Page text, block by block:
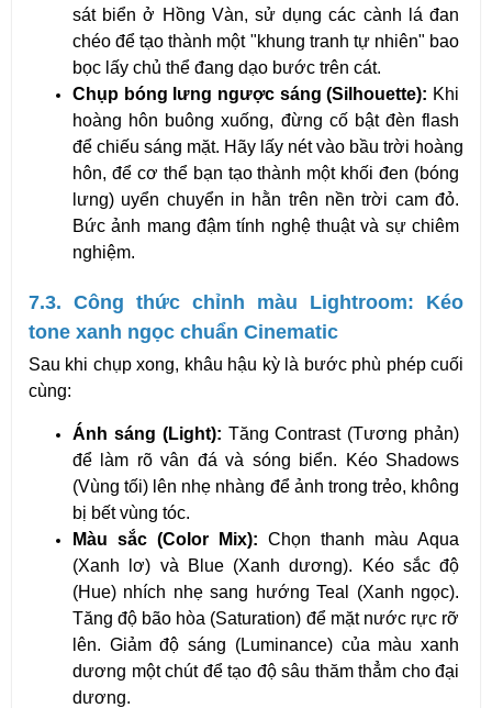
sát biển ở Hồng Vàn, sử dụng các cành lá đan
chéo để tạo thành một "khung tranh tự nhiên" bao
bọc lấy chủ thể đang dạo bước trên cát.
Chụp bóng lưng ngược sáng (Silhouette): Khi
hoàng hôn buông xuống, đừng cố bật đèn flash
để chiếu sáng mặt. Hãy lấy nét vào bầu trời hoàng
hôn, để cơ thể bạn tạo thành một khối đen (bóng
lưng) uyển chuyển in hằn trên nền trời cam đỏ.
Bức ảnh mang đậm tính nghệ thuật và sự chiêm
nghiệm.
7.3. Công thức chỉnh màu Lightroom: Kéo
tone xanh ngọc chuẩn Cinematic
Sau khi chụp xong, khâu hậu kỳ là bước phù phép cuối
cùng:
Ánh sáng (Light): Tăng Contrast (Tương phản)
để làm rõ vân đá và sóng biển. Kéo Shadows
(Vùng tối) lên nhẹ nhàng để ảnh trong trẻo, không
bị bết vùng tóc.
Màu sắc (Color Mix): Chọn thanh màu Aqua
(Xanh lơ) và Blue (Xanh dương). Kéo sắc độ
(Hue) nhích nhẹ sang hướng Teal (Xanh ngọc).
Tăng độ bão hòa (Saturation) để mặt nước rực rỡ
lên. Giảm độ sáng (Luminance) của màu xanh
dương một chút để tạo độ sâu thăm thẳm cho đại
dương.